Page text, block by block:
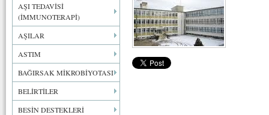
AŞI TEDAVİSİ
(İMMUNOTERAPİ)
AŞILAR
ASTIM
BAĞIRSAK MİKROBİYOTASI
BELİRTİLER
BESİN DESTEKLERİ